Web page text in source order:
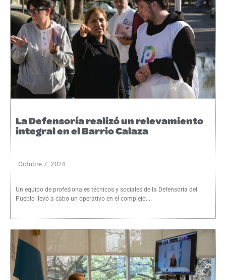
La Defensoría realizó un relevamiento
integral en el Barrio Calaza
Octubre 7, 2024
Un equipo de profesionales técnicos y sociales de la Defensoría del
Pueblo llevó a cabo un operativo en el complejo....